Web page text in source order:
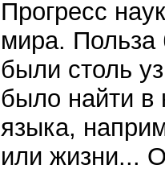
Прогресс
мира.
были столь
было найти в
языка,
или жизни...